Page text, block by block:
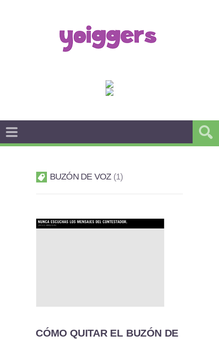
BUZÓN DE VOZ 1
CÓMO QUITAR EL BUZÓN DE